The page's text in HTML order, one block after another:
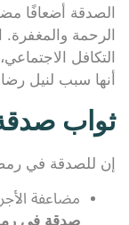
الصدقة أضعافًا
الرحمة
التكافل
أنها سبب لنيل
ثواب
إن للصدقة في
مضاعفة
صدقة في